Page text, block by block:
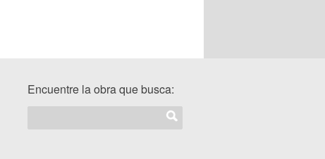
Encuentre la obra que busca: